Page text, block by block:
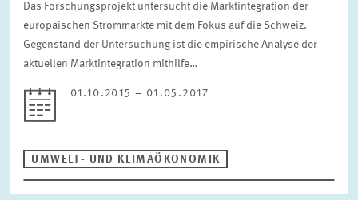
ZURÜCKSETZEN
Das Forschungsprojekt untersucht die Marktintegration der
europäischen Strommärkte mit dem Fokus auf die Schweiz.
Gegenstand der Untersuchung ist die empirische Analyse der
aktuellen Marktintegration mithilfe…
01.10.2015 – 01.05.2017
UMWELT- UND KLIMAÖKONOMIK